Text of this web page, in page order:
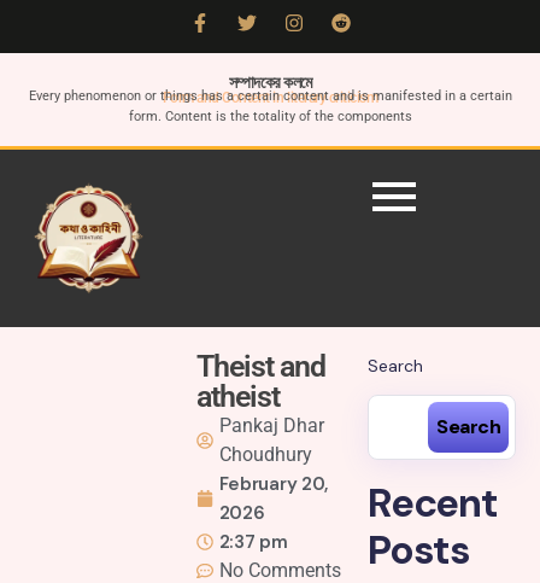
সম্পাদকের কলমে
Form and Content in literary criticism
Every phenomenon or things has a certain content and is manifested in a certain
form. Content is the totality of the components
Theist and
atheist
Pankaj Dhar
Choudhury
February 20,
2026
2:37 pm
No Comments
Search
Search
Recent
Posts